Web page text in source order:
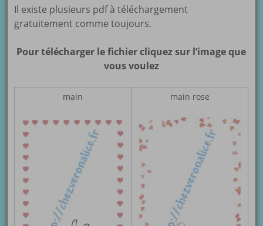
Il existe plusieurs pdf à téléchargement
gratuitement comme toujours.
Pour télécharger le fichier cliquez sur l’image que
vous voulez
main main rose